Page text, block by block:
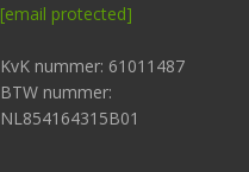
[email protected]
KvK nummer: 61011487
BTW nummer:
NL854164315B01